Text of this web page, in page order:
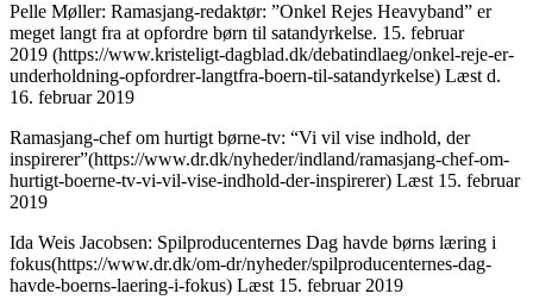
Pelle Møller: Ramasjang-redaktør: ”Onkel Rejes Heavyband” er
meget langt fra at opfordre børn til satandyrkelse. 15. februar
2019 (https://www.kristeligt-dagblad.dk/debatindlaeg/onkel-reje-er-
underholdning-opfordrer-langtfra-boern-til-satandyrkelse) Læst d.
16. februar 2019
Ramasjang-chef om hurtigt børne-tv: “Vi vil vise indhold, der
inspirerer”(https://www.dr.dk/nyheder/indland/ramasjang-chef-om-
hurtigt-boerne-tv-vi-vil-vise-indhold-der-inspirerer) Læst 15. februar
2019
Ida Weis Jacobsen: Spilproducenternes Dag havde børns læring i
fokus(https://www.dr.dk/om-dr/nyheder/spilproducenternes-dag-
havde-boerns-laering-i-fokus) Læst 15. februar 2019